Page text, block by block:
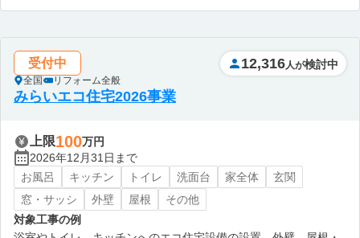
受付中
全国 リフォーム全般
12,316 人が検討中
みらいエコ住宅2026事業
上限100万円
2026年12月31日まで
お風呂
キッチン トイレ 洗面台 家全体
玄関
窓・サッシ
外壁 屋根
その他
対象工事の例